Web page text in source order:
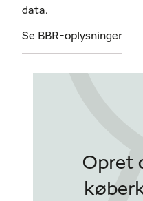
data.
Se BBR-oplysninger
Opret